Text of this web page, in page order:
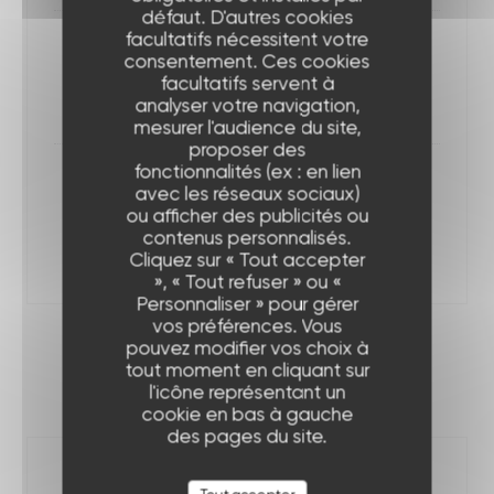
défaut. D'autres cookies
facultatifs nécessitent votre
consentement. Ces cookies
facultatifs servent à
analyser votre navigation,
mesurer l'audience du site,
proposer des
fonctionnalités (ex : en lien
avec les réseaux sociaux)
ou afficher des publicités ou
contenus personnalisés.
Cliquez sur « Tout accepter
», « Tout refuser » ou «
Personnaliser » pour gérer
vos préférences. Vous
pouvez modifier vos choix à
tout moment en cliquant sur
l'icône représentant un
cookie en bas à gauche
des pages du site.
Gingembre pétillant Alain Milliat
7,00 EUR
25cl
Jus pressé maison
Orange ou pamplemousse
7,00 EUR
20cl
COCKTAILS SANS ALCOOL PAR JNPR
12,00 EUR
Ceci n’est pas un Spritz